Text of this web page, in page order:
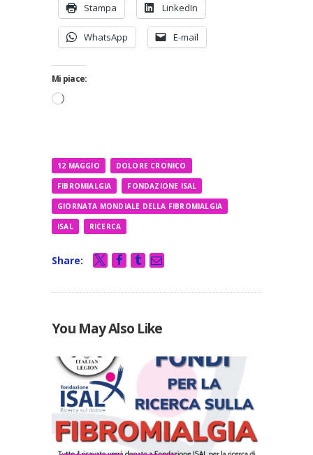
Stampa LinkedIn
WhatsApp E-mail
Mi piace:
12 MAGGIO DOLORE CRONICO
FIBROMIALGIA FONDAZIONE ISAL
GIORNATA MONDIALE DELLA FIBROMIALGIA
ISAL RICERCA
Share:
You May Also Like